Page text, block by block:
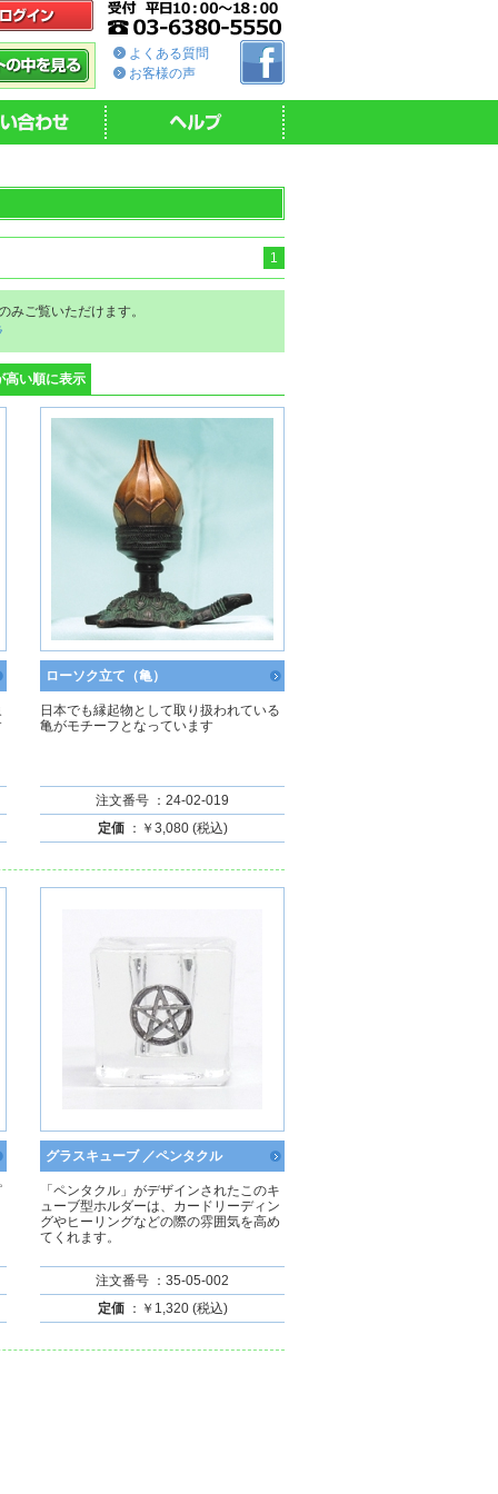
よくある質問
お客様の声
1
みご覧いただけます。
高い順に表示
ローソク立て（亀）
日本でも縁起物として取り扱われている
亀がモチーフとなっています
注文番号 ：24-02-019
定価：￥3,080 (税込)
グラスキューブ ／ペンタクル
「ペンタクル」がデザインされたこのキ
ューブ型ホルダーは、カードリーディン
グやヒーリングなどの際の雰囲気を高め
てくれます。
注文番号 ：35-05-002
定価：￥1,320 (税込)